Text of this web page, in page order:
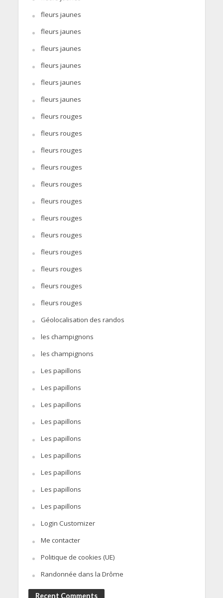
fleurs jaunes
fleurs jaunes
fleurs jaunes
fleurs jaunes
fleurs jaunes
fleurs jaunes
fleurs rouges
fleurs rouges
fleurs rouges
fleurs rouges
fleurs rouges
fleurs rouges
fleurs rouges
fleurs rouges
fleurs rouges
fleurs rouges
fleurs rouges
fleurs rouges
Géolocalisation des randos
les champignons
les champignons
Les papillons
Les papillons
Les papillons
Les papillons
Les papillons
Les papillons
Les papillons
Les papillons
Les papillons
Login Customizer
Me contacter
Politique de cookies (UE)
Randonnée dans la Drôme
Recent Comments